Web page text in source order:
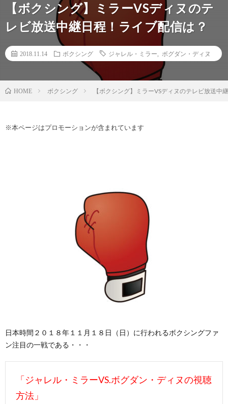
【ボクシング】ミラーVSディヌのテ
レビ放送中継日程！ライブ配信は？
2018.11.14 ボクシング ジャレル・ミラー ボグダン・ディヌ
HOME ボクシング 【ボクシング】ミラーVSディヌのテレビ放送中
※本ページはプロモーションが含まれています
日本時間２０１８年１１月１８日（日）に行われるボクシングファ
ン注目の一戦である・・・
「ジャレル・ミラーVS.ボグダン・ディヌの視聴
方法」